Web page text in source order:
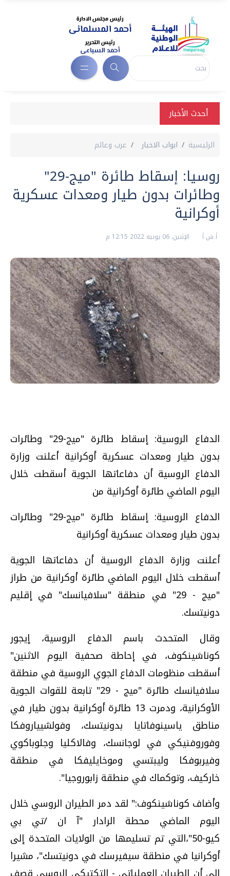
أحدث الأخبار
الرئيسية ابواب الاخبار عرب وعالم
روسيا: إسقاط طائرة "ميج-29"
وطائرات بدون طيار ومعدات عسكرية
أوكرانية
أ ش أ الإثنين، 06 يونيه 2022 12:15 م
الدفاع الروسية: إسقاط طائرة "ميج-29" وطائرات
بدون طيار ومعدات عسكرية أوكرانية أعلنت وزارة
الدفاع الروسية أن دفاعاتها الجوية أسقطت خلال
اليوم الماضي طائرة أوكرانية من
الدفاع الروسية: إسقاط طائرة "ميج-29" وطائرات
بدون طيار ومعدات عسكرية أوكرانية
أعلنت وزارة الدفاع الروسية أن دفاعاتها الجوية
أسقطت خلال اليوم الماضي طائرة أوكرانية من طراز
"ميج - 29" في منطقة "سلافيانسك" في إقليم
دونيتسك.
وقال المتحدث باسم الدفاع الروسية، إيجور
كوناشينكوف، في إحاطة صحفية اليوم الاثنين"
أسقطت منظومات الدفاع الجوي الروسية في منطقة
سلافيانسك طائرة "ميج - 29" تابعة للقوات الجوية
الأوكرانية، ودمرت 13 طائرة أوكرانية بدون طيار في
مناطق ياسينوفاتايا بدونيتسك، وفولشيياروفكا
وفوروفنيكي في لوجانسك، وفالاكليا وجلوباكوي
وفيربوفكا وليبتسي وموخايليفكا في منطقة
خاركيف، وتوكماك في منطقة زابوروجيا".
وأضاف كوناشينكوف:" لقد دمر الطيران الروسي خلال
اليوم الماضي محطة الرادار "آ ان /تي بي
كيو-50"،التي تم تسليمها من الولايات المتحدة إلى
أوكرانيا في منطقة سيفيرسك في دونيتسك"، مشيرا